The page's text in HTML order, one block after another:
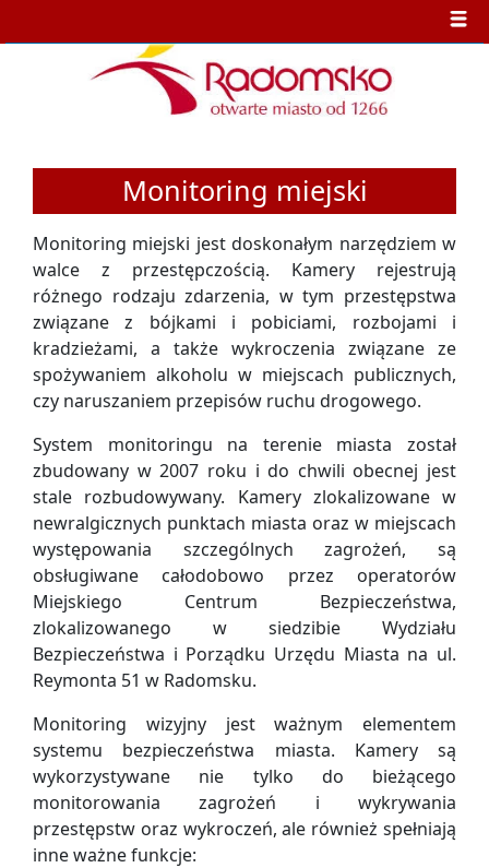
Monitoring miejski
Monitoring miejski jest doskonałym narzędziem w
walce z przestępczością. Kamery rejestrują
różnego rodzaju zdarzenia, w tym przestępstwa
związane z bójkami i pobiciami, rozbojami i
kradzieżami, a także wykroczenia związane ze
spożywaniem alkoholu w miejscach publicznych,
czy naruszaniem przepisów ruchu drogowego.
System monitoringu na terenie miasta został
zbudowany w 2007 roku i do chwili obecnej jest
stale rozbudowywany. Kamery zlokalizowane w
newralgicznych punktach miasta oraz w miejscach
występowania szczególnych zagrożeń, są
obsługiwane całodobowo przez operatorów
Miejskiego Centrum Bezpieczeństwa,
zlokalizowanego w siedzibie Wydziału
Bezpieczeństwa i Porządku Urzędu Miasta na ul.
Reymonta 51 w Radomsku.
Monitoring wizyjny jest ważnym elementem
systemu bezpieczeństwa miasta. Kamery są
wykorzystywane nie tylko do bieżącego
monitorowania zagrożeń i wykrywania
przestępstw oraz wykroczeń, ale również spełniają
inne ważne funkcje: